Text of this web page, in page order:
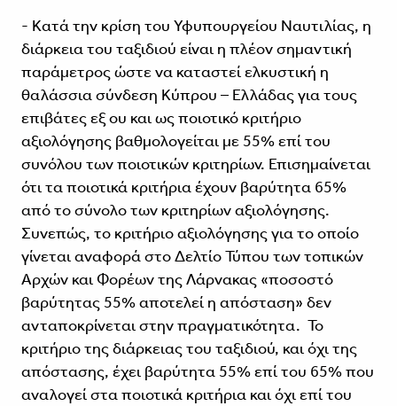
- Κατά την κρίση του Υφυπουργείου Ναυτιλίας, η
διάρκεια του ταξιδιού είναι η πλέον σημαντική
παράμετρος ώστε να καταστεί ελκυστική η
θαλάσσια σύνδεση Κύπρου – Ελλάδας για τους
επιβάτες εξ ου και ως ποιοτικό κριτήριο
αξιολόγησης βαθμολογείται με 55% επί του
συνόλου των ποιοτικών κριτηρίων. Επισημαίνεται
ότι τα ποιοτικά κριτήρια έχουν βαρύτητα 65%
από το σύνολο των κριτηρίων αξιολόγησης.
Συνεπώς, το κριτήριο αξιολόγησης για το οποίο
γίνεται αναφορά στο Δελτίο Τύπου των τοπικών
Αρχών και Φορέων της Λάρνακας «ποσοστό
βαρύτητας 55% αποτελεί η απόσταση» δεν
ανταποκρίνεται στην πραγματικότητα. Το
κριτήριο της διάρκειας του ταξιδιού, και όχι της
απόστασης, έχει βαρύτητα 55% επί του 65% που
αναλογεί στα ποιοτικά κριτήρια και όχι επί του